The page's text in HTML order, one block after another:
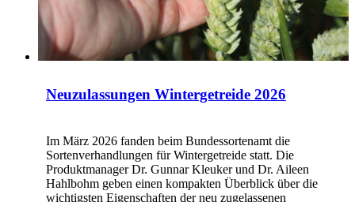
Neuzulassungen Wintergetreide 2026
Im März 2026 fanden beim Bundessortenamt die
Sortenverhandlungen für Wintergetreide statt. Die
Produktmanager Dr. Gunnar Kleuker und Dr. Aileen
Hahlbohm geben einen kompakten Überblick über die
wichtigsten Eigenschaften der neu zugelassenen